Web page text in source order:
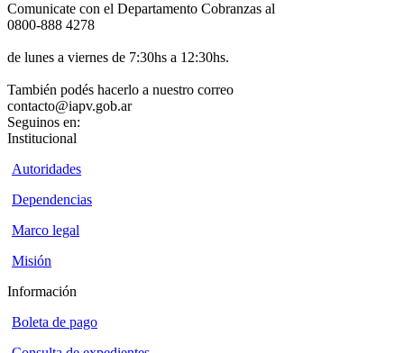
Comunicate con el Departamento Cobranzas al
0800-888 4278
de lunes a viernes de 7:30hs a 12:30hs.
También podés hacerlo a nuestro correo
contacto@iapv.gob.ar
Seguinos en:
Institucional
Autoridades
Dependencias
Marco legal
Misión
Información
Boleta de pago